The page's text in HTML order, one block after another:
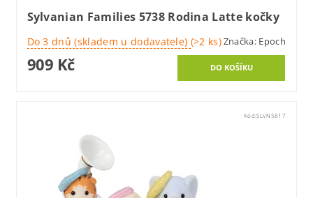
Sylvanian Families 5738 Rodina Latte kočky
Do 3 dnů (skladem u dodavatele) (>2 ks)Značka: Epoch
909 Kč
Kód:SLVN5817